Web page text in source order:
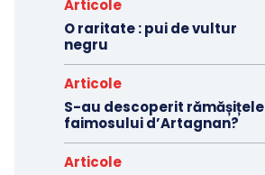
Articole
O raritate : pui de vultur
negru
Articole
S-au descoperit rămășițele
faimosului d’Artagnan?
Articole